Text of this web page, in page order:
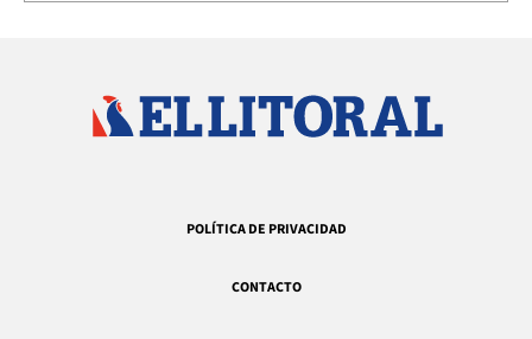
POLÍTICA DE PRIVACIDAD
CONTACTO